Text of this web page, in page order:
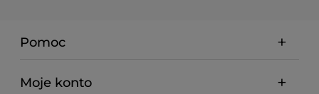
Pomoc
Moje konto